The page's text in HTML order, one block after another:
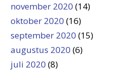
november 2020 (14)
oktober 2020 (16)
september 2020 (15)
augustus 2020 (6)
juli 2020 (8)